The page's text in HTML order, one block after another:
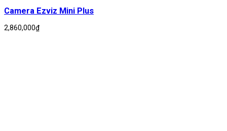
Camera Ezviz Mini Plus
2,860,000₫